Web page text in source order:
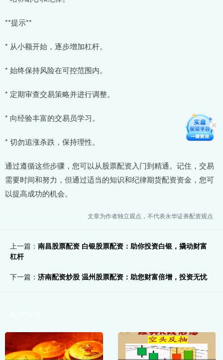
**提示**
* 从小额开始，逐步增加杠杆。
* 始终保持风险在可控范围内。
* 定期审查交易策略并进行调整。
* 向经验丰富的交易员学习。
* 切勿追涨杀跌，保持理性。
通过遵循这些步骤，您可以从股票配资入门到精通。记住，交易
需要时间和努力，但通过适当的知识和纪律期货配资资金，您可
以提高成功的机会。
文章为作者独立观点，不代表永华证券配资观点
上一篇： 南昌股票配资 白银股票配资：助你投资白银，撬动财富
杠杆
下一篇： 济南配资炒股 温州股票配资：助您财富倍增，投资无忧